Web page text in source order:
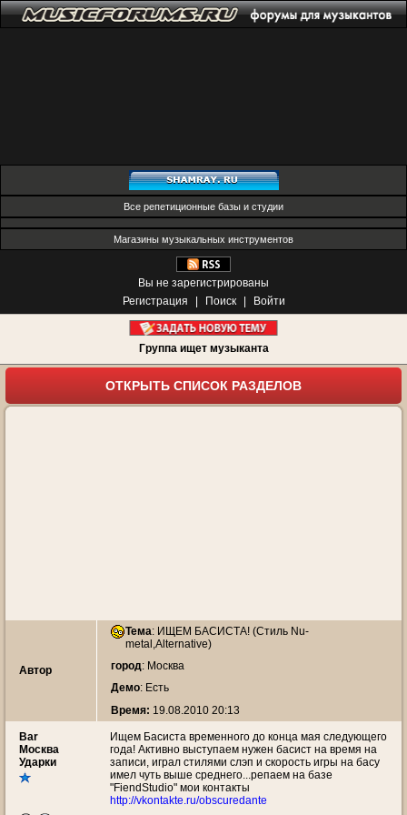
Все репетиционные базы и студии
Магазины музыкальных инструментов
Вы не зарегистрированы
Регистрация
Поиск Войти
Группа ищет музыканта
ОТКРЫТЬ СПИСОК РАЗДЕЛОВ
Автор
Тема: ИЩЕМ БАСИСТА! (Стиль Nu-
metal,Alternative)
город: Москва
Демо: Есть
Время: 19.08.2010 20:13
Bar
Москва
Ударки
Ищем Басиста временного до конца мая следующего
года! Активно выступаем нужен басист на время на
записи, играл стилями слэп и скорость игры на басу
имел чуть выше среднего...репаем на базе
"FiendStudio" мои контакты
http://vkontakte.ru/obscuredante